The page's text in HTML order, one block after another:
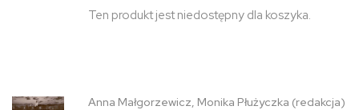
Ten produkt jest niedostępny dla koszyka.
Anna Małgorzewicz, Monika Płużyczka (redakcja)